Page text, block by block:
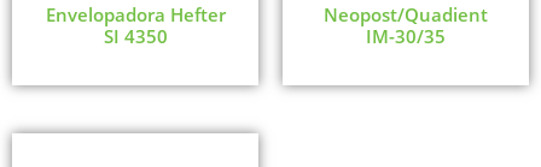
Envelopadora Hefter
SI 4350
Neopost/Quadient
IM-30/35